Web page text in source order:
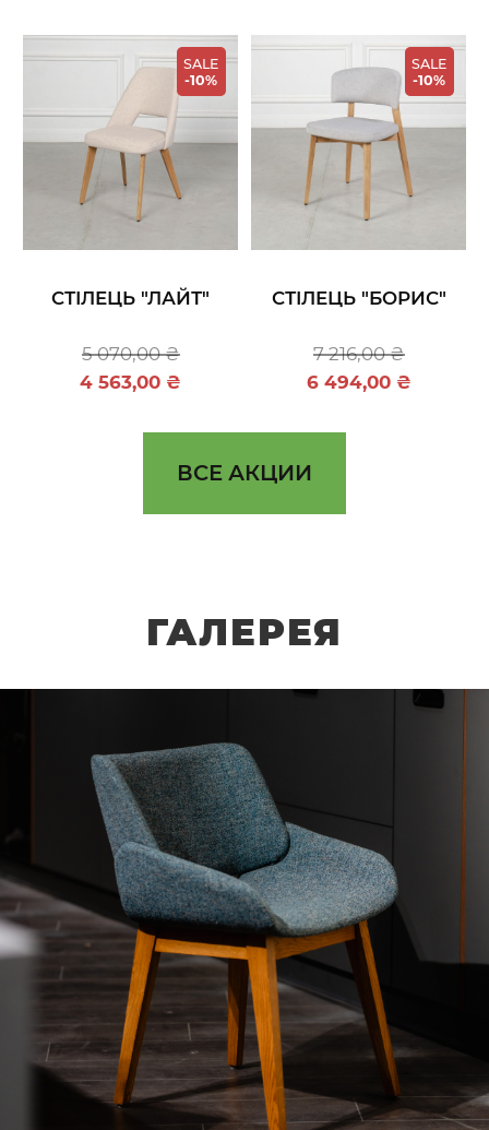
SALE
-10%
СТІЛЕЦЬ "ЛАЙТ"
4 563,00 ₴
5 070,00 ₴
SALE
-10%
СТІЛЕЦЬ "БОРИС"
6 494,00 ₴
7 216,00 ₴
ВСЕ АКЦИИ
ГАЛЕРЕЯ